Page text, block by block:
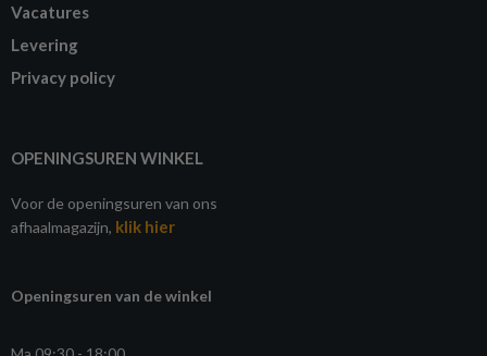
Vacatures
Levering
Privacy policy
OPENINGSUREN WINKEL
Voor de openingsuren van ons
afhaalmagazijn, klik hier
Openingsuren van de winkel